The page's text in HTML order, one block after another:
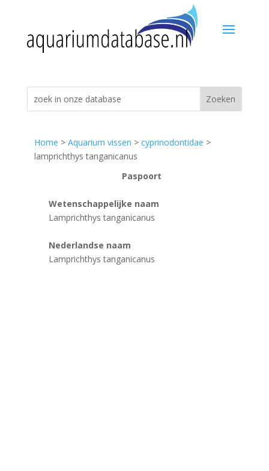
Home > Aquarium vissen > cyprinodontidae >
lamprichthys tanganicanus
Paspoort
Wetenschappelijke naam
Lamprichthys tanganicanus
Nederlandse naam
Lamprichthys tanganicanus